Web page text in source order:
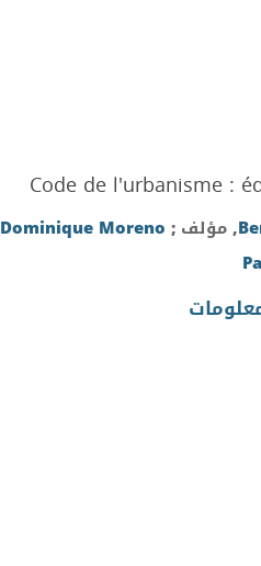
Code de l'urbanisme :
, مؤلف ; Dominique Moreno